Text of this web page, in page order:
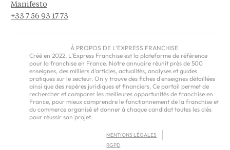
Manifesto
+33 7 56 93 17 73
À PROPOS DE L'EXPRESS FRANCHISE
Créé en 2022, L'Express Franchise est la plateforme de référence
pour la franchise en France. Notre annuaire réunit près de 500
enseignes, des milliers d'articles, actualités, analyses et guides
pratiques sur le secteur. On y trouve des fiches d'enseignes détaillées
ainsi que des repères juridiques et financiers. Ce portail permet de
rechercher et comparer les meilleures opportunités de franchise en
France, pour mieux comprendre le fonctionnement de la franchise et
du commerce organisé et donner à chaque candidat toutes les clés
pour réussir son projet.
MENTIONS LÉGALES
RGPD